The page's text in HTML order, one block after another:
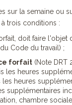
sur la semaine ou
trois conditions :
doit faire
Code du travail) ;
forfait (Note DRT
heures
heures
supplémentaires
chambre